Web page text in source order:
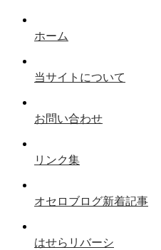
ホーム
当サイトについて
お問い合わせ
リンク集
オセロブログ新着記事
はせらリバーシ